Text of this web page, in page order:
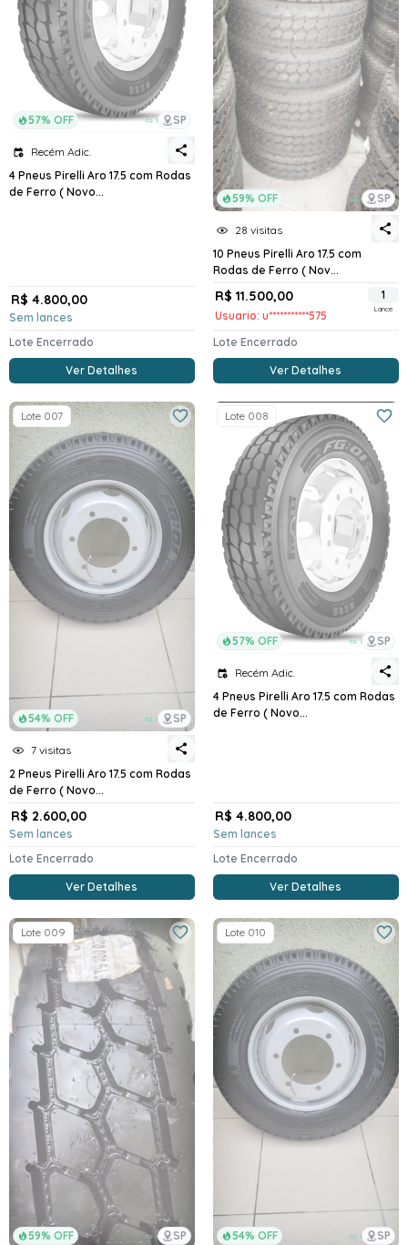
57% OFF SP
Recém Adic.
4 Pneus Pirelli Aro 17.5 com Rodas
de Ferro ( Novo...
R$ 4.800,00
Sem lances
Lote Encerrado
Ver Detalhes
59% OFF SP
28 visitas
10 Pneus Pirelli Aro 17.5 com
Rodas de Ferro ( Nov...
R$ 11.500,00
Usuario: u***********575
1
Lance
Lote Encerrado
Ver Detalhes
54% OFF SP
Lote 007
7 visitas
2 Pneus Pirelli Aro 17.5 com Rodas
de Ferro ( Novo...
R$ 2.600,00
Sem lances
Lote Encerrado
Ver Detalhes
57% OFF SP
Lote 008
Recém Adic.
4 Pneus Pirelli Aro 17.5 com Rodas
de Ferro ( Novo...
R$ 4.800,00
Sem lances
Lote Encerrado
Ver Detalhes
59% OFF SP
Lote 009
54% OFF SP
Lote 010